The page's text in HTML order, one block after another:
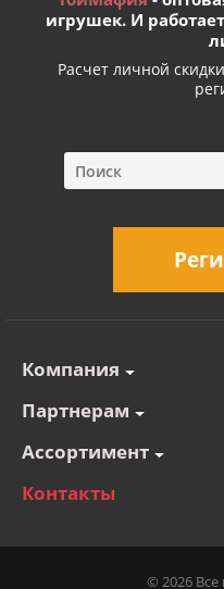
игрушек. И
Расчет личной
Компания
Партнерам
Ассортимент
Контакты
© 2026